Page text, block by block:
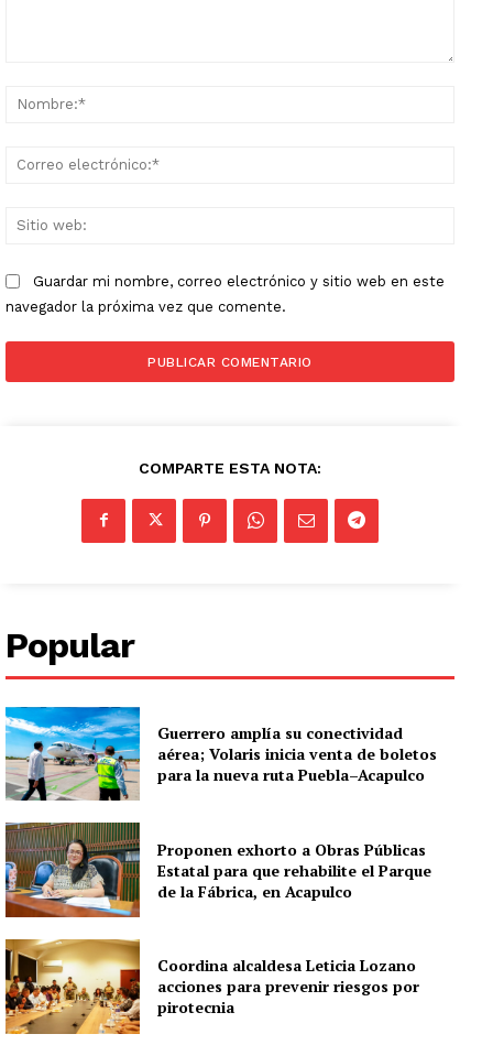
Guardar mi nombre, correo electrónico y sitio web en este
navegador la próxima vez que comente.
COMPARTE ESTA NOTA:
Popular
Guerrero amplía su conectividad
aérea; Volaris inicia venta de boletos
para la nueva ruta Puebla–Acapulco
Proponen exhorto a Obras Públicas
Estatal para que rehabilite el Parque
de la Fábrica, en Acapulco
Coordina alcaldesa Leticia Lozano
acciones para prevenir riesgos por
pirotecnia